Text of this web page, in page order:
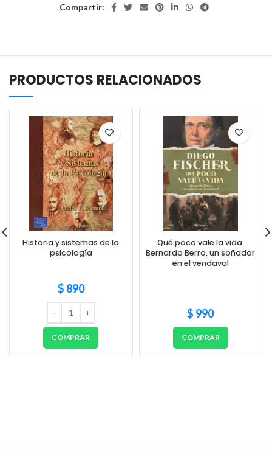
Compartir:
PRODUCTOS RELACIONADOS
Historia y sistemas de la
psicología
$ 890
COMPRAR
Qué poco vale la vida.
Bernardo Berro, un soñador
en el vendaval
$ 990
COMPRAR